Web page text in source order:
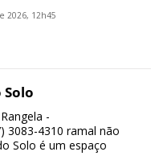
2026, 12h45
-
3083-4310 ramal não
Solo é um espaço